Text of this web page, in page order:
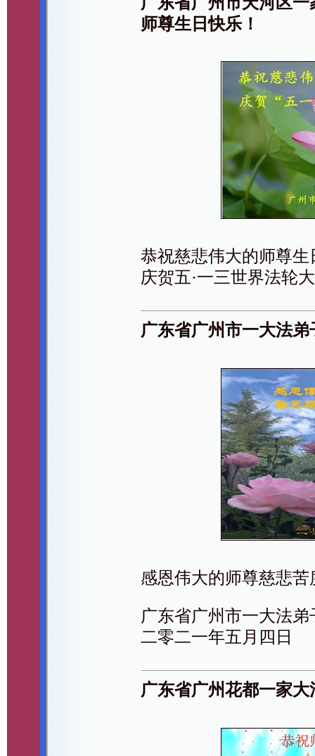
师尊生日快乐！
恭祝慈悲伟大的师尊生
庆贺五·一三世界法轮
广东省广州市一大法
感恩伟大的师尊慈悲
广东省广州市一大法
二零二一年五月四日
广东省广州花都一家